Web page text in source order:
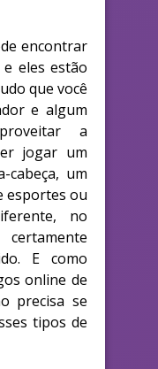
encontrar
eles estão
que você
e algum
a
jogar um
cabeça, um
esportes ou
no
E como
online de
precisa se
tipos de